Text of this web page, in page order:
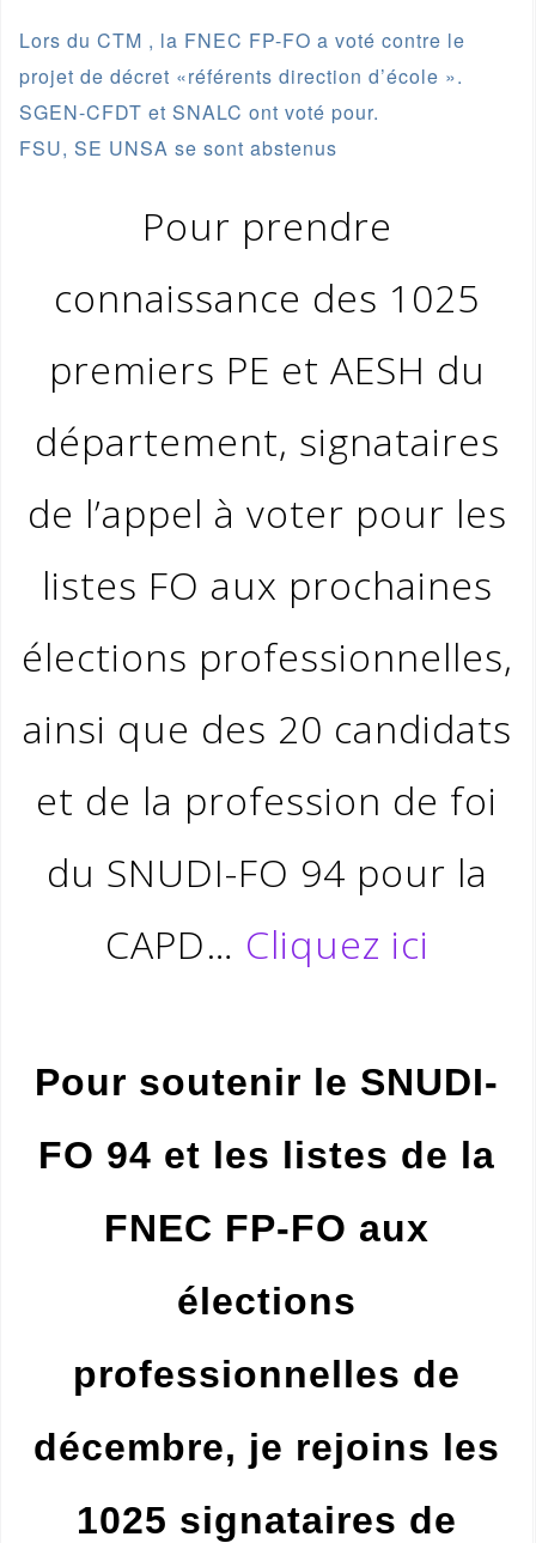
Lors du CTM , la FNEC FP-FO a voté contre le
projet de décret «référents direction d’école ».
SGEN-CFDT et SNALC ont voté pour.
FSU, SE UNSA se sont abstenus
Pour prendre
connaissance des 1025
premiers PE et AESH du
département, signataires
de l’appel à voter pour les
listes FO aux prochaines
élections professionnelles,
ainsi que des 20 candidats
et de la profession de foi
du SNUDI-FO 94 pour la
CAPD… Cliquez ici
Pour soutenir le SNUDI-
FO 94 et les listes de la
FNEC FP-FO aux
élections
professionnelles de
décembre, je rejoins les
1025 signataires de